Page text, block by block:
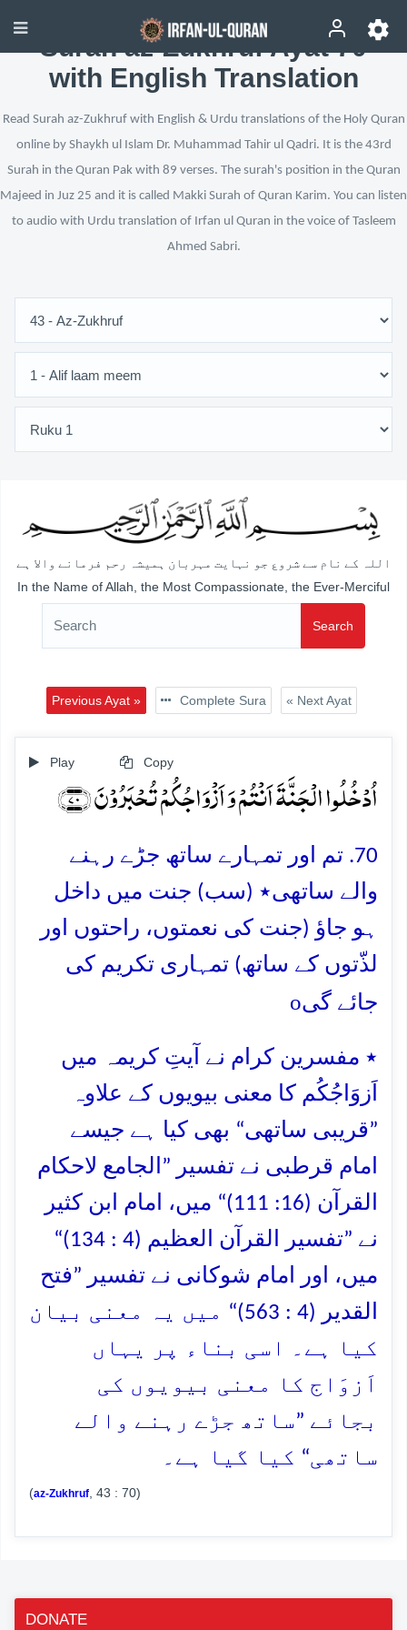
Surah az-Zukhruf Ayat 70
with English Translation
Read Surah az-Zukhruf with English & Urdu translations of the Holy Quran
online by Shaykh ul Islam Dr. Muhammad Tahir ul Qadri. It is the 43rd
Surah in the Quran Pak with 89 verses. The surah's position in the Quran
Majeed in Juz 25 and it is called Makki Surah of Quran Karim. You can listen
to audio with Urdu translation of Irfan ul Quran in the voice of Tasleem
Ahmed Sabri.
اللہ کے نام سے شروع جو نہایت مہربان ہمیشہ رحم فرمانے والا ہے
In the Name of Allah, the Most Compassionate, the Ever-Merciful
Search
Previous Ayat » Complete Sura « Next Ayat
Play Copy
اُدۡخُلُوا الۡجَنَّۃَ اَنۡتُمۡ وَ اَزۡوَاجُکُمۡ تُحۡبَرُوۡنَ ﴿۷۰﴾
70. تم اور تمہارے ساتھ جڑے رہنے
والے ساتھی٭ (سب) جنت میں داخل
ہو جاؤ (جنت کی نعمتوں، راحتوں اور
لذّتوں کے ساتھ) تمہاری تکریم کی
جائے گیo
٭ مفسرین کرام نے آیتِ کریمہ میں
اَزوَاجُکُم کا معنی بیویوں کے علاوہ
”قریبی ساتھی“ بھی کیا ہے جیسے
امام قرطبی نے تفسیر ”الجامع لاحکام
القرآن (16: 111)“ میں، امام ابن کثیر
نے ”تفسیر القرآن العظیم (4 : 134)“
میں، اور امام شوکانی نے تفسیر ”فتح
القدیر (4 : 563)“ میں یہ معنی بیان
کیا ہے۔ اسی بناء پر یہاں
اَزوَاج کا معنی بیویوں کی
بجائے ”ساتھ جڑے رہنے والے
ساتھی“ کیا گیا ہے۔
(az-Zukhruf , 43 : 70)
DONATE